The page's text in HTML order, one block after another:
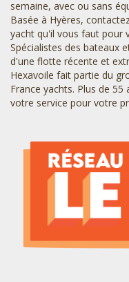
semaine, avec ou sans
Basée à Hyères,
yacht qu'il vous faut pour
Spécialistes des bateaux
d'une flotte récente et
Hexavoile fait partie du
France yachts. Plus de
votre service pour votre